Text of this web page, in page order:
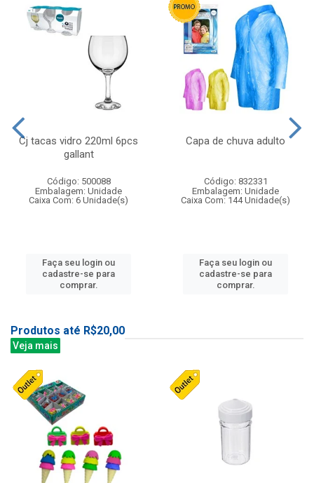
Cj tacas vidro 220ml 6pcs
gallant
Código: 500088
Embalagem: Unidade
Caixa Com: 6 Unidade(s)
Faça seu login ou
cadastre-se para
comprar.
Capa de chuva adulto
Código: 832331
Embalagem: Unidade
Caixa Com: 144 Unidade(s)
Faça seu login ou
cadastre-se para
comprar.
Produtos até R$20,00
Veja mais